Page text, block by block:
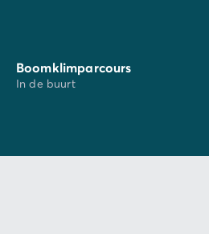
Boomklimparcours
In de buurt